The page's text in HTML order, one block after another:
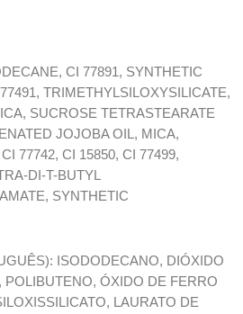
CI 77891, SYNTHETIC
TRIMETHYLSILOXYSILICATE,
SUCROSE TETRASTEARATE
JOJOBA OIL, MICA,
77742, CI 15850, CI 77499,
DI-T-BUTYL
SYNTHETIC
ISODODECANO, DIÓXIDO
POLIBUTENO, ÓXIDO DE FERRO
LAURATO DE